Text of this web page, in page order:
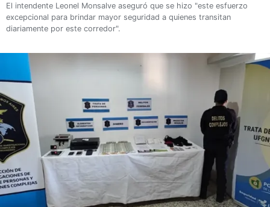
El intendente Leonel Monsalve aseguró que se hizo "este esfuerzo
excepcional para brindar mayor seguridad a quienes transitan
diariamente por este corredor".